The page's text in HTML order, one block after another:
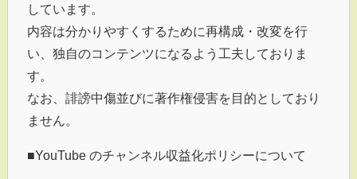
しています。
内容は分かりやすくするために再構成・改変を行
い、独自のコンテンツになるよう工夫しておりま
す。
なお、誹謗中傷並びに著作権侵害を目的としており
ません。
■YouTube のチャンネル収益化ポリシーについて